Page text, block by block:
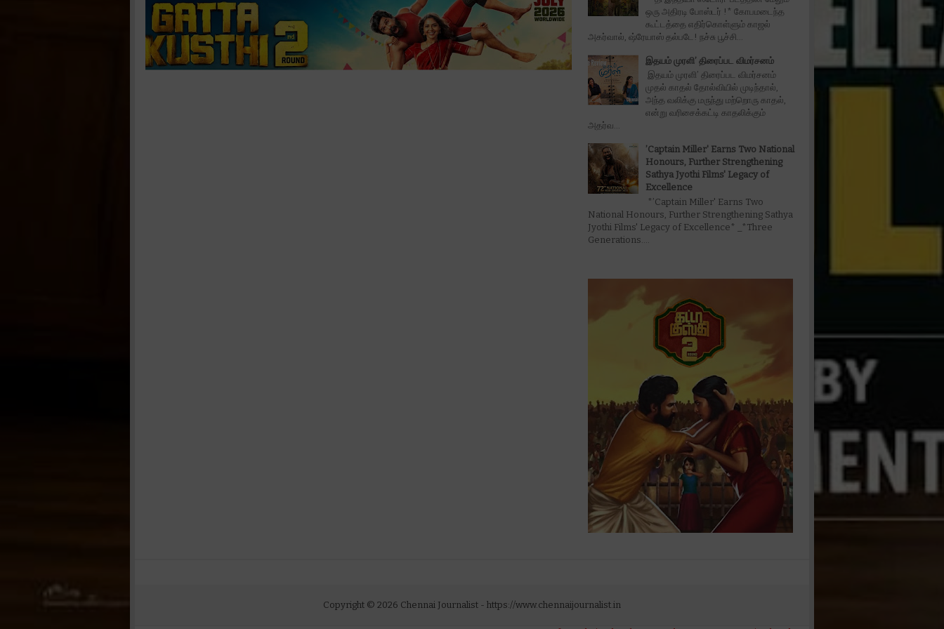
ஒரு அதிரடி போஸ்டர் !* கோபமடைந்த
கூட்டத்தை எதிர்கொள்ளும் காஜல்
அகர்வால், ஷ்ரேயாஸ் தல்படே! நச்சு பூச்சி...
இதயம் முரளி’ திரைப்பட விமர்சனம்
இதயம் முரளி’ திரைப்பட விமர்சனம்
முதல் காதல் தோல்வியில் முடிந்தால்,
அந்த வலிக்கு மருந்து மற்றொரு காதல்,
என்று வரிசைக்கட்டி காதலிக்கும்
அதர்வ...
’Captain Miller' Earns Two National
Honours, Further Strengthening
Sathya Jyothi Films' Legacy of
Excellence
*’Captain Miller' Earns Two
National Honours, Further Strengthening Sathya
Jyothi Films' Legacy of Excellence* _*Three
Generations....
Copyright © 2026 Chennai Journalist - https://www.chennaijournalist.in